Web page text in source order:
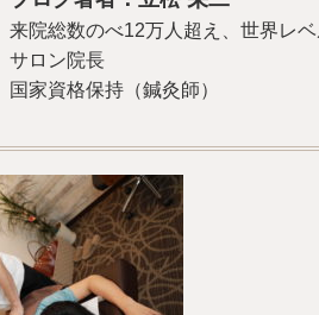
来院総数のべ12万人超え、世界レ
サロン院長
国家資格保持（鍼灸師）